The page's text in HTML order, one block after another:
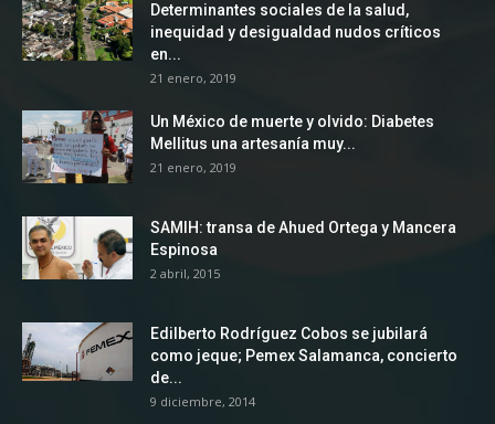
Determinantes sociales de la salud,
inequidad y desigualdad nudos críticos
en...
21 enero, 2019
Un México de muerte y olvido: Diabetes
Mellitus una artesanía muy...
21 enero, 2019
SAMIH: transa de Ahued Ortega y Mancera
Espinosa
2 abril, 2015
Edilberto Rodríguez Cobos se jubilará
como jeque; Pemex Salamanca, concierto
de...
9 diciembre, 2014